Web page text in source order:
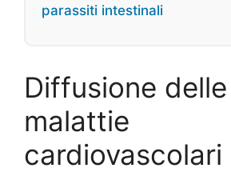
parassiti intestinali
Diffusione delle
malattie
cardiovascolari